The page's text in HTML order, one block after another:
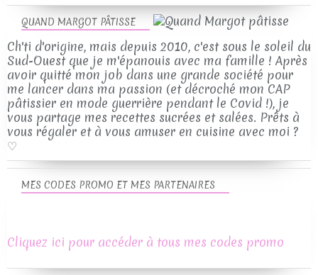
QUAND MARGOT PÂTISSE
Ch'ti d'origine, mais depuis 2010, c'est sous le soleil du
Sud-Ouest que je m'épanouis avec ma famille ! Après
avoir quitté mon job dans une grande société pour
me lancer dans ma passion (et décroché mon CAP
pâtissier en mode guerrière pendant le Covid !), je
vous partage mes recettes sucrées et salées. Prêts à
vous régaler et à vous amuser en cuisine avec moi ?
♡
MES CODES PROMO ET MES PARTENAIRES
Cliquez ici pour accéder à tous mes codes promo